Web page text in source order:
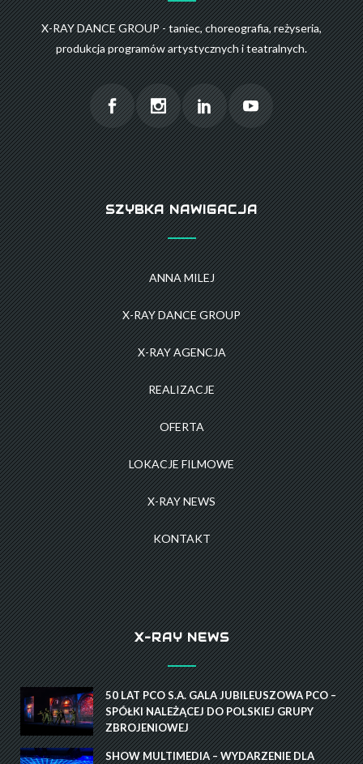
X-RAY DANCE GROUP - taniec, choreografia, reżyseria,
produkcja programów artystycznych i teatralnych.
SZYBKA NAWIGACJA
ANNA MILEJ
X-RAY DANCE GROUP
X-RAY AGENCJA
REALIZACJE
OFERTA
LOKACJE FILMOWE
X-RAY NEWS
KONTAKT
X-RAY NEWS
50 LAT PCO S.A. GALA JUBILEUSZOWA PCO –
SPÓŁKI NALEŻĄCEJ DO POLSKIEJ GRUPY
ZBROJENIOWEJ
SHOW MULTIMEDIA – WYDARZENIE DLA